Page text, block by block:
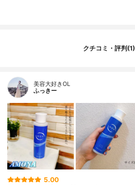
クチコミ・評判(1)
美容大好きOL
ふっきー
5.00